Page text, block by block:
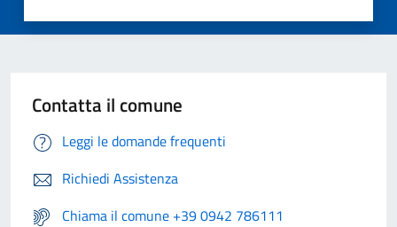
Contatta il comune
Leggi le domande frequenti
Richiedi Assistenza
Chiama il comune +39 0942 786111